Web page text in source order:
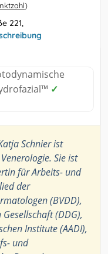
)
221,
✓
Schnier ist
Sie ist
für Arbeits- und
der
(BVDD),
(DDG),
Institute (AADI),
und